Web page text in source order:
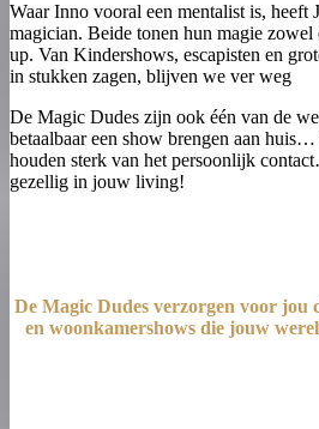
Waar Inno vooral een mentalist is, heeft
magician. Beide tonen hun magie
up. Van Kindershows, escapisten en
in stukken zagen, blijven we ver weg
De Magic Dudes zijn ook één van de
betaalbaar een show brengen aan
houden sterk van het persoonlijk
gezellig in jouw living!
De Magic Dudes verzorgen voor jou
en woonkamershows die jouw